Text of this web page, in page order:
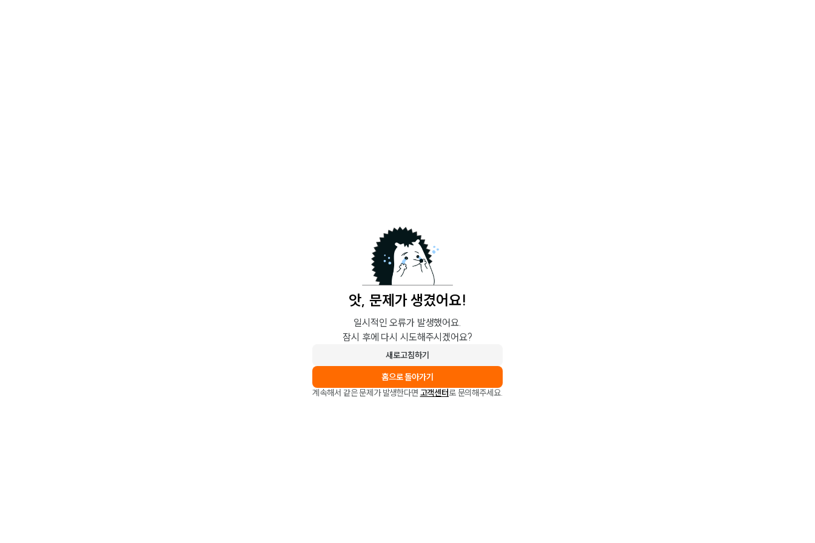
앗, 문제가 생겼어요!
일시적인 오류가 발생했어요.
잠시 후에 다시 시도해주시겠어요?
새로고침하기
홈으로 돌아가기
계속해서 같은 문제가 발생한다면 고객센터로 문의해주세요.